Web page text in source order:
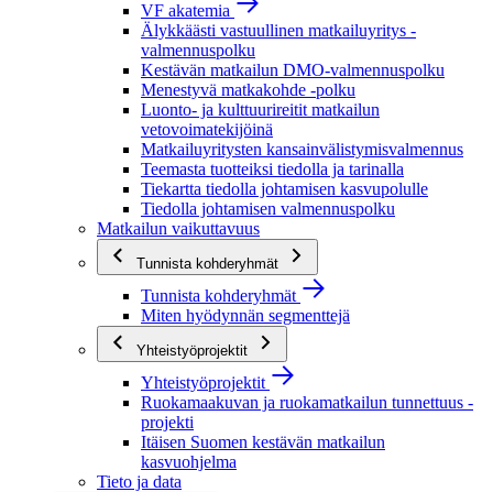
VF akatemia
Älykkäästi vastuullinen matkailuyritys -
valmennuspolku
Kestävän matkailun DMO-valmennuspolku
Menestyvä matkakohde -polku
Luonto- ja kulttuurireitit matkailun
vetovoimatekijöinä
Matkailuyritysten kansainvälistymisvalmennus
Teemasta tuotteiksi tiedolla ja tarinalla
Tiekartta tiedolla johtamisen kasvupolulle
Tiedolla johtamisen valmennuspolku
Matkailun vaikuttavuus
Tunnista kohderyhmät
Tunnista kohderyhmät
Miten hyödynnän segmenttejä
Yhteistyöprojektit
Yhteistyöprojektit
Ruokamaakuvan ja ruokamatkailun tunnettuus -
projekti
Itäisen Suomen kestävän matkailun
kasvuohjelma
Tieto ja data